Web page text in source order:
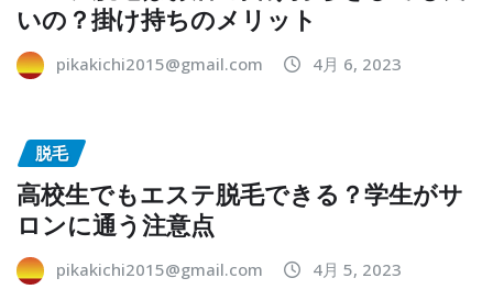
いの？掛け持ちのメリット
pikakichi2015@gmail.com 4月 6, 2023
脱毛
高校生でもエステ脱毛できる？学生がサ
ロンに通う注意点
pikakichi2015@gmail.com 4月 5, 2023